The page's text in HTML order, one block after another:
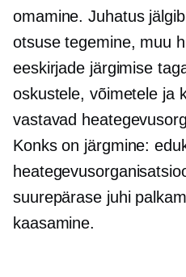
omamine. Juhatus
otsuse tegemine, muu
eeskirjade järgimise
oskustele, võimetele ja
vastavad
Konks on järgmine:
suurepärase juhi
kaasamine.